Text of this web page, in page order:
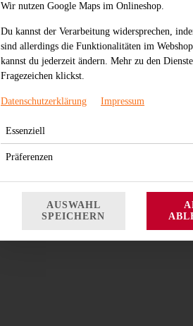
* Die Preise können nach
Wir nutzen Google Maps im Onlineshop.
Du kannst der Verarbeitung widersprechen,
sind allerdings die Funktionalitäten im
kannst du jederzeit ändern. Mehr zu den
Fragezeichen klickst.
Datenschutzerklärung Impressum
Essenziell
Präferenzen
AUSWAHL
SPEICHERN